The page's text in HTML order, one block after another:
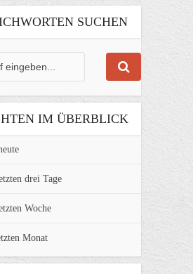
SUCHEN
IM ÜBERBLICK
drei Tage
Woche
Monat